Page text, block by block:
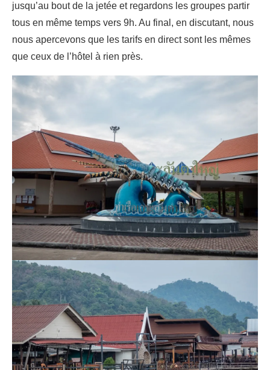
jusqu’au bout de la jetée et regardons les groupes partir
tous en même temps vers 9h. Au final, en discutant, nous
nous apercevons que les tarifs en direct sont les mêmes
que ceux de l’hôtel à rien près.